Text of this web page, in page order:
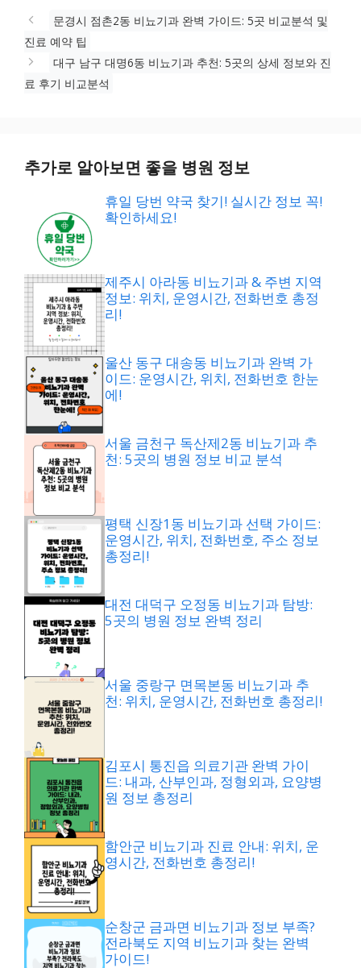
문경시 점촌2동 비뇨기과 완벽 가이드: 5곳 비교분석 및
진료 예약 팁
대구 남구 대명6동 비뇨기과 추천: 5곳의 상세 정보와 진
료 후기 비교분석
추가로 알아보면 좋을 병원 정보
휴일 당번 약국 찾기! 실시간 정보 꼭!
확인하세요!
제주시 아라동 비뇨기과 & 주변 지역
정보: 위치, 운영시간, 전화번호 총정
리!
울산 동구 대송동 비뇨기과 완벽 가
이드: 운영시간, 위치, 전화번호 한눈
에!
서울 금천구 독산제2동 비뇨기과 추
천: 5곳의 병원 정보 비교 분석
평택 신장1동 비뇨기과 선택 가이드:
운영시간, 위치, 전화번호, 주소 정보
총정리!
대전 대덕구 오정동 비뇨기과 탐방:
5곳의 병원 정보 완벽 정리
서울 중랑구 면목본동 비뇨기과 추
천: 위치, 운영시간, 전화번호 총정리!
김포시 통진읍 의료기관 완벽 가이
드: 내과, 산부인과, 정형외과, 요양병
원 정보 총정리
함안군 비뇨기과 진료 안내: 위치, 운
영시간, 전화번호 총정리!
순창군 금과면 비뇨기과 정보 부족?
전라북도 지역 비뇨기과 찾는 완벽
가이드!